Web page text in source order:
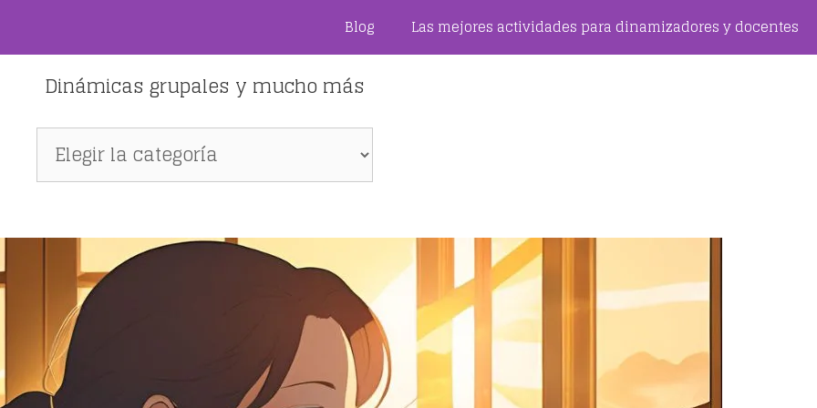
Blog Las mejores actividades para dinamizadores y docentes
Dinámicas grupales y mucho más
Dinámicas
grupales